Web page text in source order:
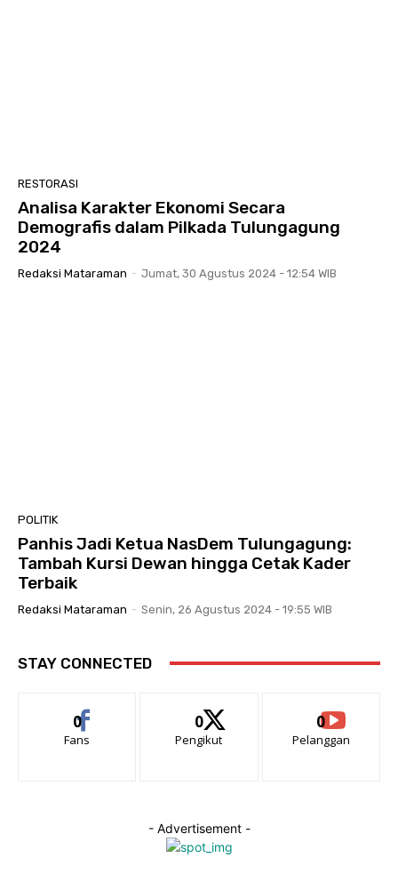
RESTORASI
Analisa Karakter Ekonomi Secara
Demografis dalam Pilkada Tulungagung
2024
Redaksi Mataraman - Jumat, 30 Agustus 2024 - 12:54 WIB
POLITIK
Panhis Jadi Ketua NasDem Tulungagung:
Tambah Kursi Dewan hingga Cetak Kader
Terbaik
Redaksi Mataraman - Senin, 26 Agustus 2024 - 19:55 WIB
STAY CONNECTED
0
Fans
0
Pengikut
0
Pelanggan
- Advertisement -